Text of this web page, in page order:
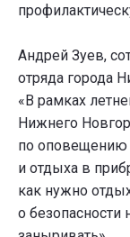
Андрей Зуев,
отряда города
«В рамках
Нижнего
по оповещению
и отдыха в
как нужно
о безопасности